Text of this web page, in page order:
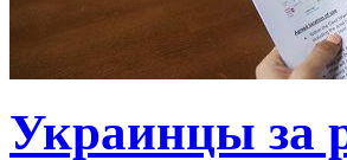
Украинцы за